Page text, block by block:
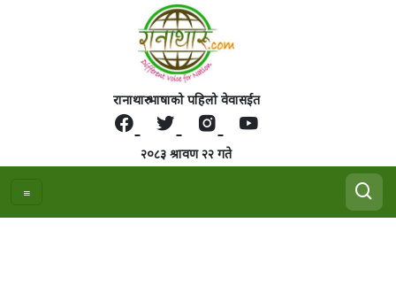
रानाथारु भाषाको पहिलो वेवासईत
२०८३ श्रावण २२ गते